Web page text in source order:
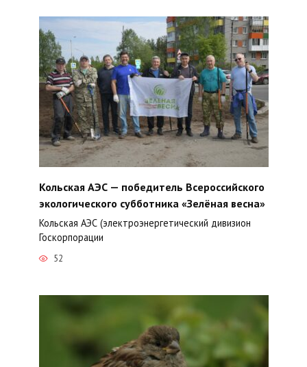
Кольская АЭС — победитель Всероссийского
экологического субботника «Зелёная весна»
Кольская АЭС (электроэнергетический дивизион
Госкорпорации
52